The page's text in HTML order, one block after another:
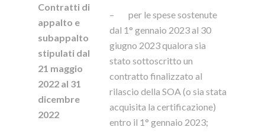
Contratti di
appalto e
subappalto
stipulati dal
21 maggio
2022 al 31
dicembre
2022
– per le spese sostenute
dal 1° gennaio 2023 al 30
giugno 2023 qualora sia
stato sottoscritto un
contratto finalizzato al
rilascio della SOA (o sia stata
acquisita la certificazione)
entro il 1° gennaio 2023;